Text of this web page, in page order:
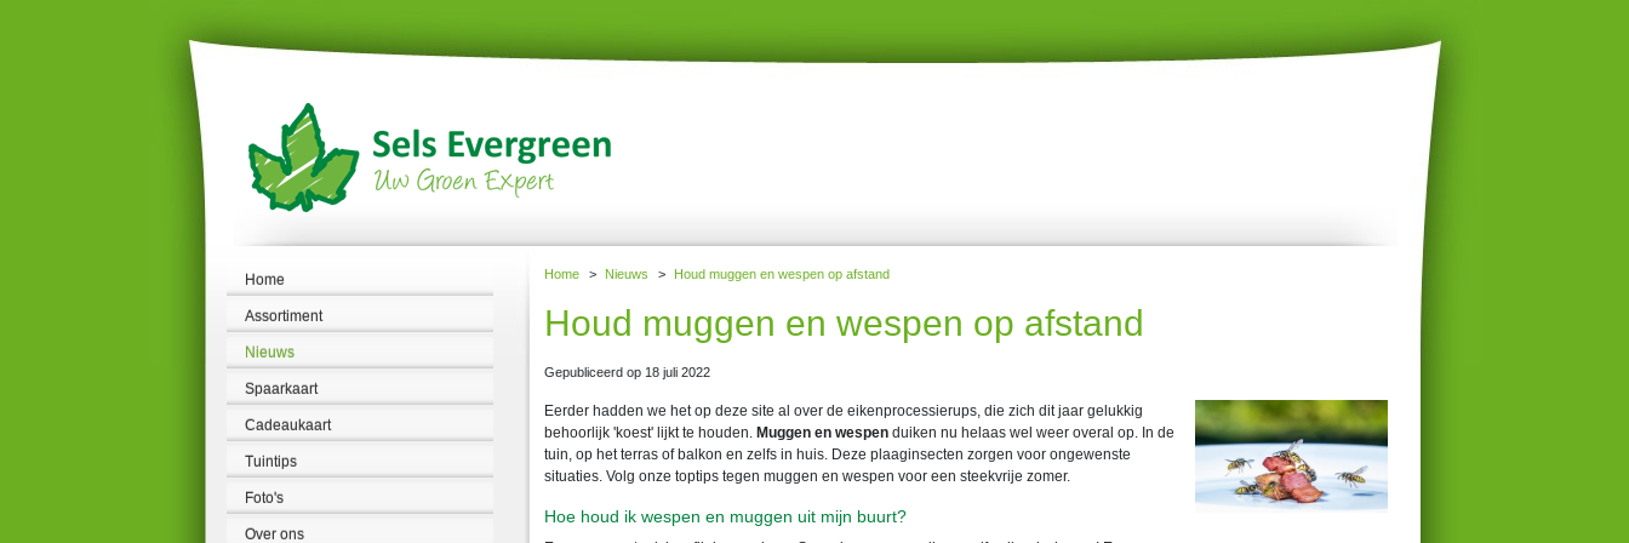
Home > Nieuws > Houd muggen en wespen op afstand
Houd muggen en wespen op afstand
Gepubliceerd op 18 juli 2022
Eerder hadden we het op deze site al over de eikenprocessierups, die zich dit jaar gelukkig
behoorlijk 'koest' lijkt te houden. Muggen en wespen duiken nu helaas wel weer overal op. In de
tuin, op het terras of balkon en zelfs in huis. Deze plaaginsecten zorgen voor ongewenste
situaties. Volg onze toptips tegen muggen en wespen voor een steekvrije zomer.
Hoe houd ik wespen en muggen uit mijn buurt?
Home
Assortiment
Nieuws
Spaarkaart
Cadeaukaart
Tuintips
Foto's
Over ons